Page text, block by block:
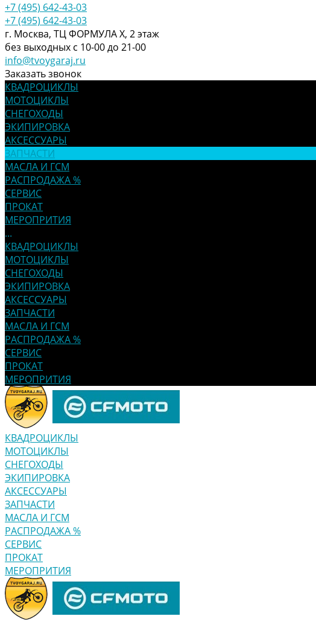
+7 (495) 642-43-03
+7 (495) 642-43-03
г. Москва, ТЦ ФОРМУЛА Х, 2 этаж
без выходных с 10-00 до 21-00
info@tvoygaraj.ru
Заказать звонок
КВАДРОЦИКЛЫ
МОТОЦИКЛЫ
СНЕГОХОДЫ
ЭКИПИРОВКА
АКСЕССУАРЫ
ЗАПЧАСТИ
МАСЛА И ГСМ
РАСПРОДАЖА %
СЕРВИС
ПРОКАТ
МЕРОПРИТИЯ
...
КВАДРОЦИКЛЫ
МОТОЦИКЛЫ
СНЕГОХОДЫ
ЭКИПИРОВКА
АКСЕССУАРЫ
ЗАПЧАСТИ
МАСЛА И ГСМ
РАСПРОДАЖА %
СЕРВИС
ПРОКАТ
МЕРОПРИТИЯ
КВАДРОЦИКЛЫ
МОТОЦИКЛЫ
СНЕГОХОДЫ
ЭКИПИРОВКА
АКСЕССУАРЫ
ЗАПЧАСТИ
МАСЛА И ГСМ
РАСПРОДАЖА %
СЕРВИС
ПРОКАТ
МЕРОПРИТИЯ